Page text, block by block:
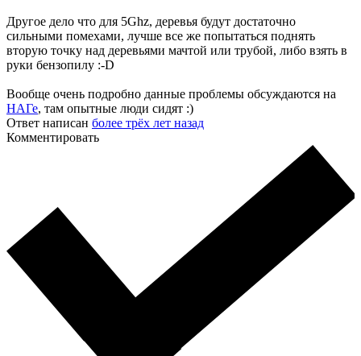
Другое дело что для 5Ghz, деревья будут достаточно
сильными помехами, лучше все же попытаться поднять
вторую точку над деревьями мачтой или трубой, либо взять в
руки бензопилу :-D
Вообще очень подробно данные проблемы обсуждаются на
НАГе, там опытные люди сидят :)
Ответ написан более трёх лет назад
Комментировать